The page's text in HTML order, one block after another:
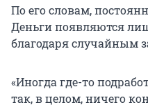
По его словам,
Деньги появляются
благодаря случайным
«Иногда где-то
так, в целом, ничего